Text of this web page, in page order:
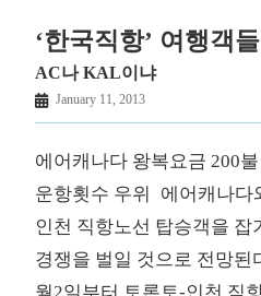
‘한국직항’ 여행객
AC나 KAL이냐
January 11, 2013
에어캐나다 왕복요금 200
운항횟수 우위
에어캐나다
인천 직항노선 탑승객을 잡
경쟁을 벌일 것으로 전망된